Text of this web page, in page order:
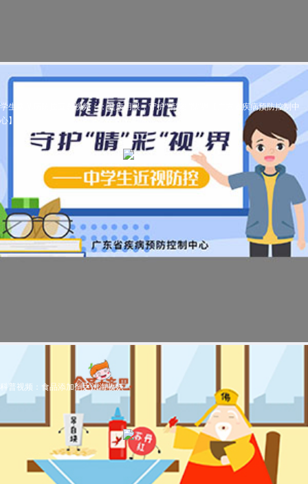
学生常见病防控宣教视频：：健康用眼，守护“睛”彩“视”界【广东省疾病预防控制中
心】
科普视频：食品添加剂之法海收妖